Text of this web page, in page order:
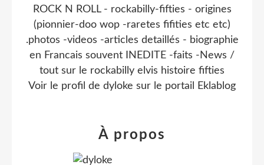
ROCK N ROLL - rockabilly-fifties - origines
(pionnier-doo wop -raretes fifities etc etc)
.photos -videos -articles detaillés - biographie
en Francais souvent INEDITE -faits -News /
tout sur le rockabilly elvis histoire fifties
Voir le profil de dyloke sur le portail Eklablog
À propos